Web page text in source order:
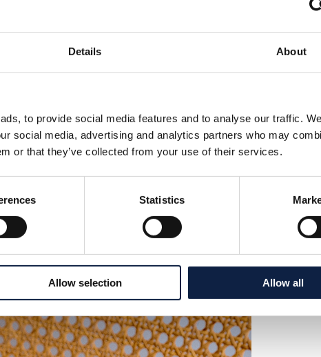
Details About
to provide social media features and to analyse our traffic.
social media, advertising and analytics partners who may
or that they’ve collected from your use of their services.
Statistics
Allow selection Allow all
taaskasutuse igast etapist: otsustamisest mida ja
kogu töö sinu eest.
loobuda, asja välja otsima, tootedetailid välja
digitaalse garderoobi, mis automaatselt kogub kõik sinu
mida ja millal müüa, ja ühe puudutusega on sinu
kuller võtab müüdud esemed otse sinu uksetaga peale,